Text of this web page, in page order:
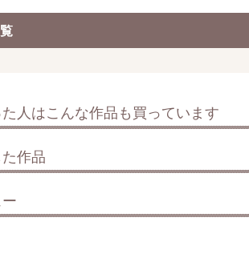
人はこんな作品も買っています
作品